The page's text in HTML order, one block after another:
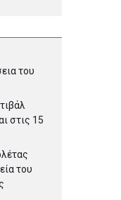
του
στις 15
του